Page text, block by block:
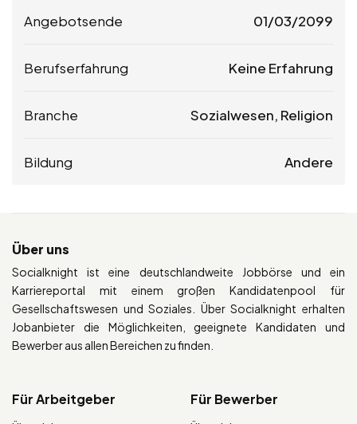
Angebotsende 01/03/2099
Berufserfahrung Keine Erfahrung
Branche Sozialwesen, Religion
Bildung Andere
Über uns
Socialknight ist eine deutschlandweite Jobbörse und ein
Karriereportal mit einem großen Kandidatenpool für
Gesellschaftswesen und Soziales. Über Socialknight erhalten
Jobanbieter die Möglichkeiten, geeignete Kandidaten und
Bewerber aus allen Bereichen zu finden.
Für Arbeitgeber Für Bewerber